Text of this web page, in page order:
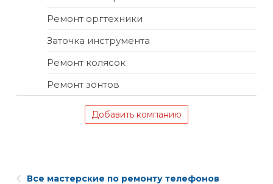
Ремонт оргтехники
Заточка инструмента
Ремонт колясок
Ремонт зонтов
Добавить компанию
Все мастерские по ремонту телефонов